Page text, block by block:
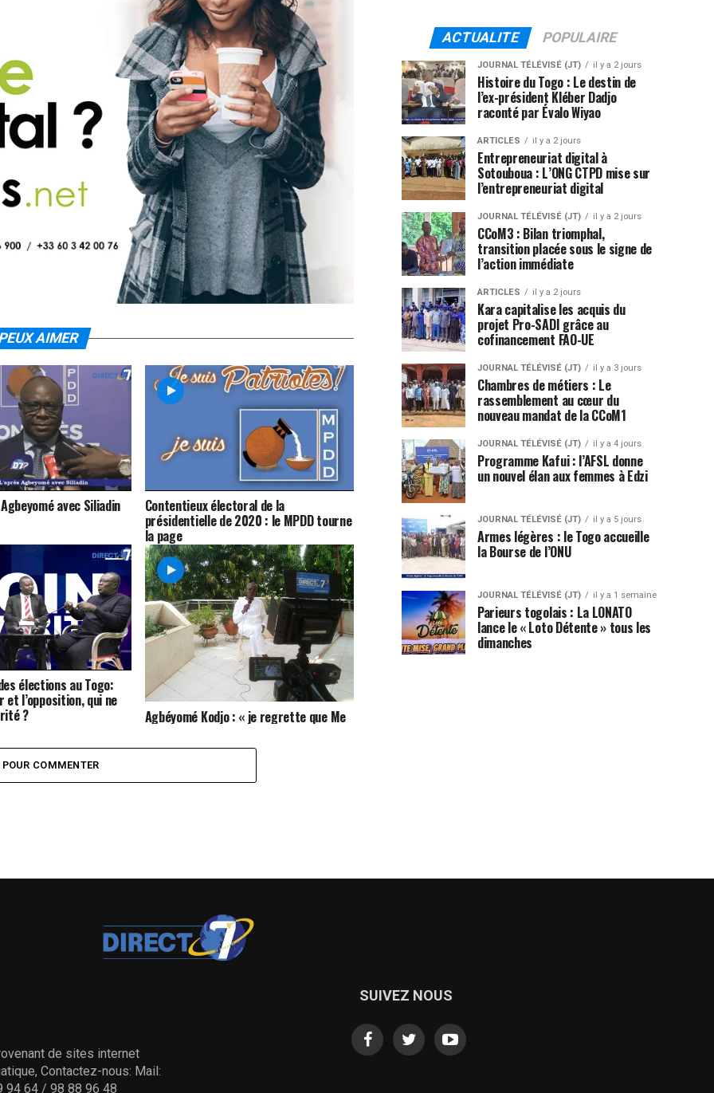
AIMER
avec Siliadin Contentieux électoral de la
présidentielle de 2020 : le MPDD tourne
la page
élections au Togo:
et l’opposition, qui ne
? Agbéyomé Kodjo : « je regrette que Me
l’alternance avec nous
COMMENTER
ACTUALITE POPULAIRE
JOURNAL TÉLÉVISÉ (JT) il y a 2 jours
Histoire du Togo : Le destin de
l’ex-président Kléber Dadjo
raconté par Évalo Wiyao
ARTICLES il y a 2 jours
Entrepreneuriat digital à
Sotouboua : L’ONG CTPD mise sur
l’entrepreneuriat digital
JOURNAL TÉLÉVISÉ (JT) il y a 2 jours
CCoM3 : Bilan triomphal,
transition placée sous le signe de
l’action immédiate
ARTICLES il y a 2 jours
Kara capitalise les acquis du
projet Pro-SADI grâce au
cofinancement FAO-UE
JOURNAL TÉLÉVISÉ (JT) il y a 3 jours
Chambres de métiers : Le
rassemblement au cœur du
nouveau mandat de la CCoM1
JOURNAL TÉLÉVISÉ (JT) il y a 4 jours
Programme Kafui : l’AFSL donne
un nouvel élan aux femmes à Edzi
JOURNAL TÉLÉVISÉ (JT) il y a 5 jours
Armes légères : le Togo accueille
la Bourse de l’ONU
JOURNAL TÉLÉVISÉ (JT) il y a 1 semaine
Parieurs togolais : La LONATO
lance le « Loto Détente » tous les
dimanches
de sites internet
Contactez-nous: Mail:
94 64 / 98 88 96 48
SUIVEZ NOUS